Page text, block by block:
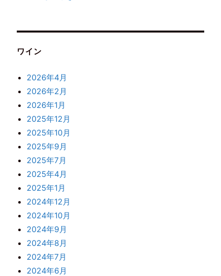
ワイン
2026年4月
2026年2月
2026年1月
2025年12月
2025年10月
2025年9月
2025年7月
2025年4月
2025年1月
2024年12月
2024年10月
2024年9月
2024年8月
2024年7月
2024年6月